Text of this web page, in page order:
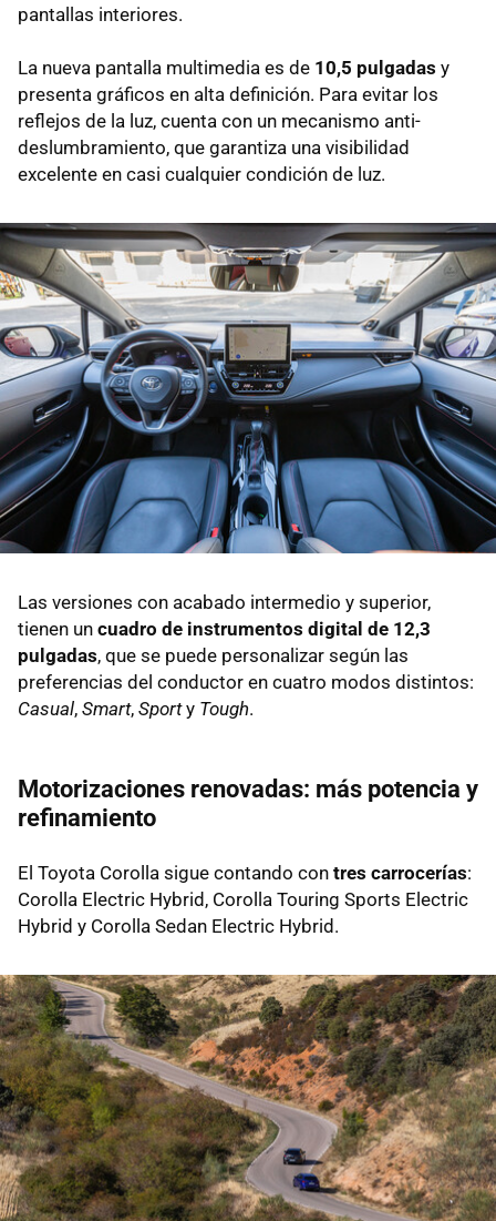
pantallas interiores.
La nueva pantalla multimedia es de 10,5 pulgadas y
presenta gráficos en alta definición. Para evitar los
reflejos de la luz, cuenta con un mecanismo anti-
deslumbramiento, que garantiza una visibilidad
excelente en casi cualquier condición de luz.
Las versiones con acabado intermedio y superior,
tienen un cuadro de instrumentos digital de 12,3
pulgadas, que se puede personalizar según las
preferencias del conductor en cuatro modos distintos:
Casual, Smart, Sporty Tough.
Motorizaciones renovadas: más potencia y
refinamiento
El Toyota Corolla sigue contando con tres carrocerías:
Corolla Electric Hybrid, Corolla Touring Sports Electric
Hybrid y Corolla Sedan Electric Hybrid.